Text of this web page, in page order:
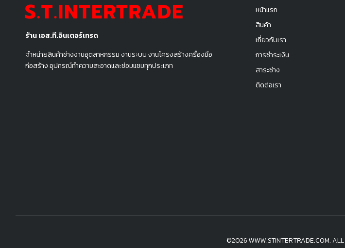
ร้าน เอส.ที.อินเตอร์เทรด
จำหน่ายสินค้าช่างงานอุตสาหกรรม งานระบบ งานโครงสร้างครื่องมือ
ก่อสร้าง อุปกรณ์ทำความสะอาดและซ่อมแซมทุกประเภท
หน้าแรก
สินค้า
เกี่ยวกับเรา
การชำระเงิน
สาระช่าง
ติดต่อเรา
©2026 WWW.STINTERTRADE.COM. ALL